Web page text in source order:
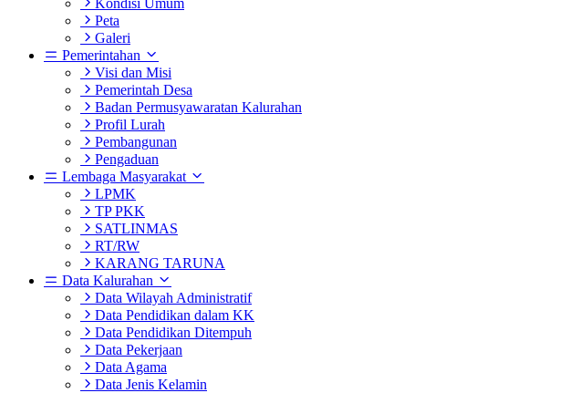
Kondisi Umum
Peta
Galeri
Pemerintahan
Visi dan Misi
Pemerintah Desa
Badan Permusyawaratan Kalurahan
Profil Lurah
Pembangunan
Pengaduan
Lembaga Masyarakat
LPMK
TP PKK
SATLINMAS
RT/RW
KARANG TARUNA
Data Kalurahan
Data Wilayah Administratif
Data Pendidikan dalam KK
Data Pendidikan Ditempuh
Data Pekerjaan
Data Agama
Data Jenis Kelamin